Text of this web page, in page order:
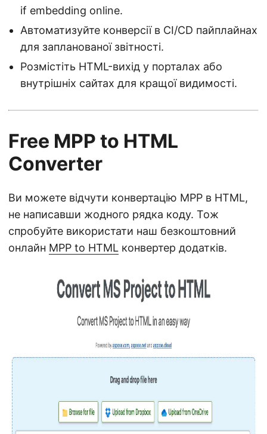
if embedding online.
Автоматизуйте конверсії в CI/CD пайплайнах
для запланованої звітності.
Розмістіть HTML-вихід у порталах або
внутрішніх сайтах для кращої видимості.
Free MPP to HTML
Converter
Ви можете відчути конвертацію MPP в HTML,
не написавши жодного рядка коду. Тож
спробуйте використати наш безкоштовний
онлайн MPP to HTML конвертер додатків.